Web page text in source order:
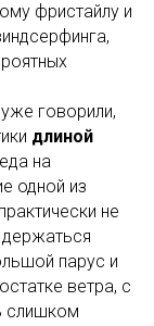
фристайлу и
говорили,
длиной
на
одной из
не
держаться
парус и
ветра, с
слишком